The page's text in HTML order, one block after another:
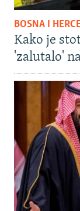
BOSNA I
Kako je
'zalutalo'